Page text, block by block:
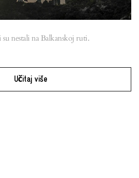
nestali na Balkanskoj ruti.
Učitaj više